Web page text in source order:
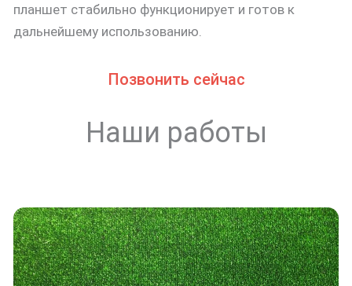
планшет стабильно функционирует и готов к
дальнейшему использованию.
Позвонить сейчас
Наши работы